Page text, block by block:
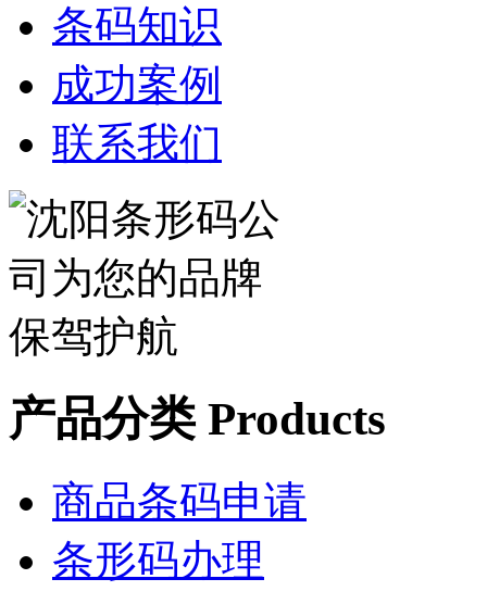
条码知识
成功案例
联系我们
产品分类 Products
商品条码申请
条形码办理